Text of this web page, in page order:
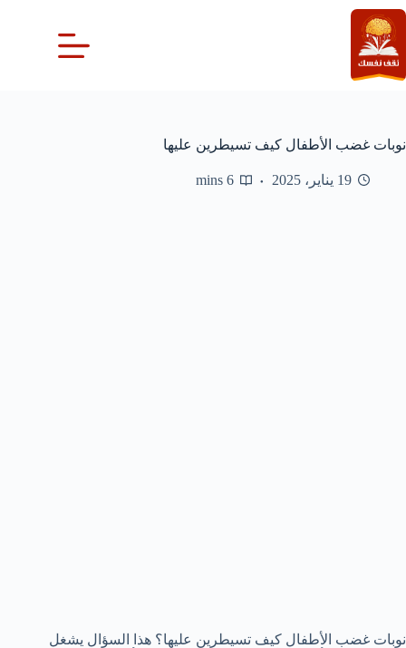
التجاوز
إلى
المحتوى
نوبات غضب الأطفال كيف تسيطرين عليها
19 يناير، 2025 6 mins
نوبات غضب الأطفال كيف تسيطرين عليها؟ هذا السؤال يشغل